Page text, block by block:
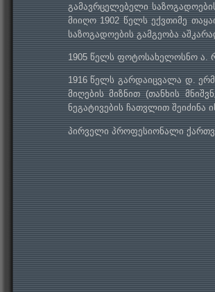
გამავრცელებელი
მიიღო 1902 წელს ექვთიმე
საზოგადოების გამგეობა
1905 წელს ფოტოსახელოსნო ა.
1916 წელს გარდაიცვალა დ.
მიღების მიზნით (თანხის
ნეგატივების ჩათვლით
პირველი პროფესიონალი